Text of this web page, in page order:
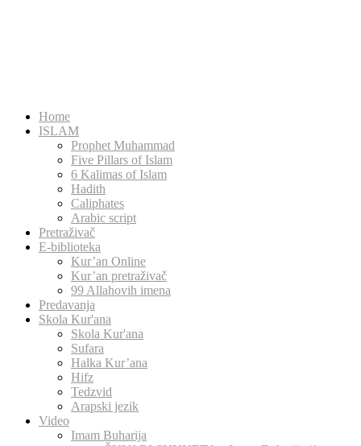
Home
ISLAM
Prophet Muhammad
Five Pillars of Islam
6 Kalimas of Islam
Hadith
Caliphates
Arabic script
Pretraživač
E-biblioteka
Kur’an Online
Kur’an pretraživač
99 Allahovih imena
Predavanja
Skola Kur'ana
Skola Kur'ana
Sufara
Halka Kur’ana
Hifz
Tedzvid
Arapski jezik
Video
Imam Buharija